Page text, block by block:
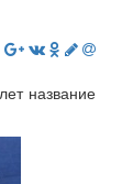
название